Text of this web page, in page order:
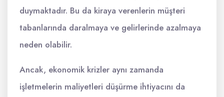
duymaktadır. Bu da kiraya verenlerin müşteri
tabanlarında daralmaya ve gelirlerinde azalmaya
neden olabilir.
Ancak, ekonomik krizler aynı zamanda
işletmelerin maliyetleri düşürme ihtiyacını da